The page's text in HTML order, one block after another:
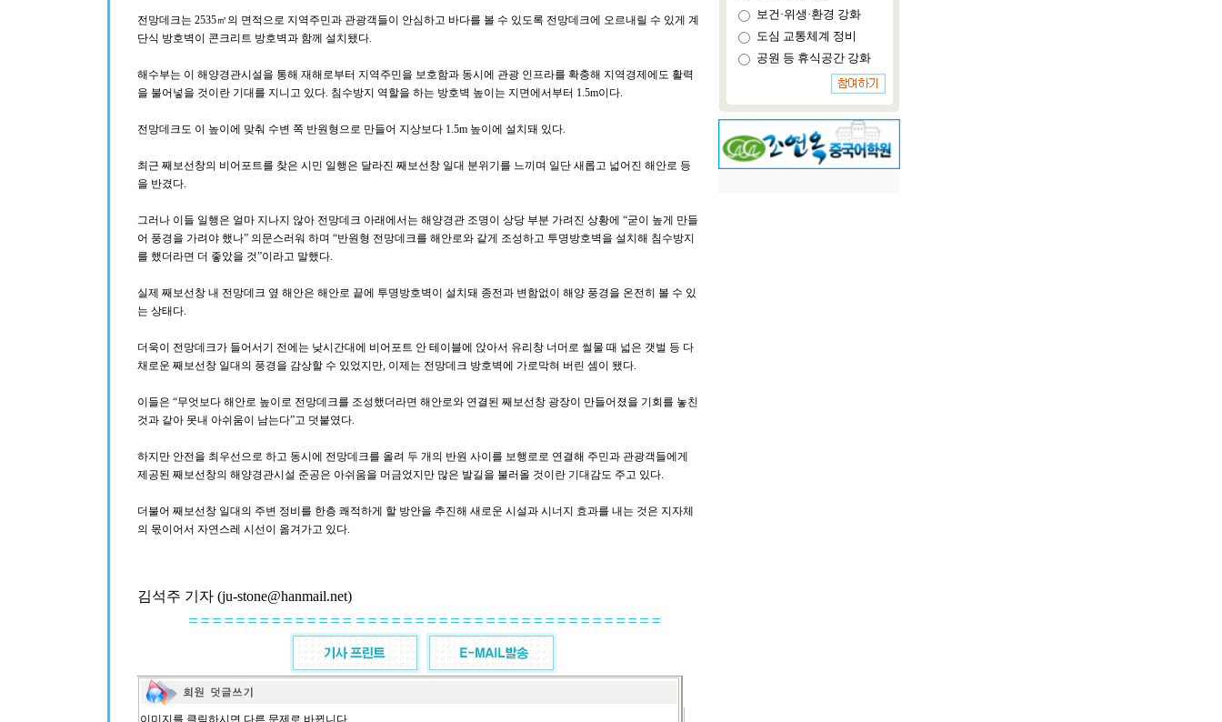
전망데크는 2535㎡의 면적으로 지역주민과 관광객들이 안심하고 바다를 볼 수 있도록 전망데크에 오르내릴 수 있게 계
단식 방호벽이 콘크리트 방호벽과 함께 설치됐다.
해수부는 이 해양경관시설을 통해 재해로부터 지역주민을 보호함과 동시에 관광 인프라를 확충해 지역경제에도 활력
을 불어넣을 것이란 기대를 지니고 있다. 침수방지 역할을 하는 방호벽 높이는 지면에서부터 1.5m이다.
전망데크도 이 높이에 맞춰 수변 쪽 반원형으로 만들어 지상보다 1.5m 높이에 설치돼 있다.
최근 째보선창의 비어포트를 찾은 시민 일행은 달라진 째보선창 일대 분위기를 느끼며 일단 새롭고 넓어진 해안로 등
을 반겼다.
그러나 이들 일행은 얼마 지나지 않아 전망데크 아래에서는 해양경관 조명이 상당 부분 가려진 상황에 “굳이 높게 만들
어 풍경을 가려야 했나” 의문스러워 하며 “반원형 전망데크를 해안로와 같게 조성하고 투명방호벽을 설치해 침수방지
를 했더라면 더 좋았을 것”이라고 말했다.
실제 째보선창 내 전망데크 옆 해안은 해안로 끝에 투명방호벽이 설치돼 종전과 변함없이 해양 풍경을 온전히 볼 수 있
는 상태다.
더욱이 전망데크가 들어서기 전에는 낮시간대에 비어포트 안 테이블에 앉아서 유리창 너머로 썰물 때 넓은 갯벌 등 다
채로운 째보선창 일대의 풍경을 감상할 수 있었지만, 이제는 전망데크 방호벽에 가로막혀 버린 셈이 됐다.
이들은 “무엇보다 해안로 높이로 전망데크를 조성했더라면 해안로와 연결된 째보선창 광장이 만들어졌을 기회를 놓친
것과 같아 못내 아쉬움이 남는다”고 덧붙였다.
하지만 안전을 최우선으로 하고 동시에 전망데크를 올려 두 개의 반원 사이를 보행로로 연결해 주민과 관광객들에게
제공된 째보선창의 해양경관시설 준공은 아쉬움을 머금었지만 많은 발길을 불러올 것이란 기대감도 주고 있다.
더불어 째보선창 일대의 주변 정비를 한층 쾌적하게 할 방안을 추진해 새로운 시설과 시너지 효과를 내는 것은 지자체
의 몫이어서 자연스레 시선이 옮겨가고 있다.
김석주 기자 (ju-stone@hanmail.net)
이미지를 클릭하시면 다른 문제로 바뀝니다.
보건·위생·환경 강화
도심 교통체계 정비
공원 등 휴식공간 강화